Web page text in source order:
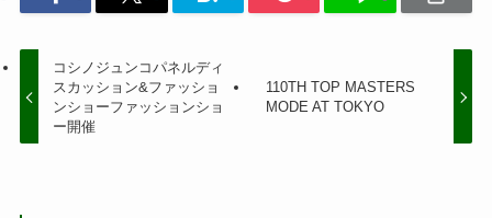
コシノジュンコパネルディ
スカッション&ファッショ
ンショーファッションショ
ー開催
110TH TOP MASTERS
MODE AT TOKYO